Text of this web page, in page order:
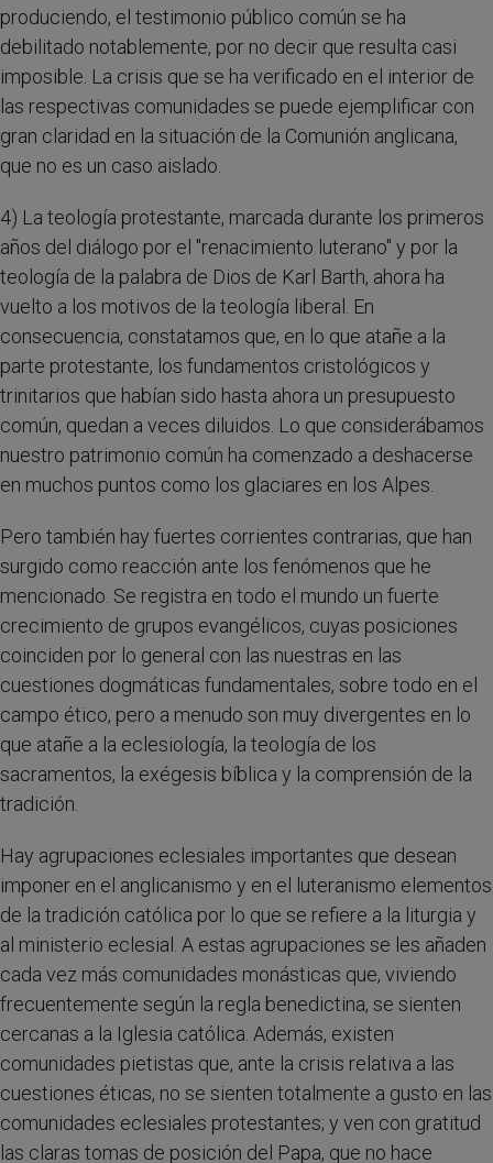
produciendo, el testimonio público común se ha
debilitado notablemente, por no decir que resulta casi
imposible. La crisis que se ha verificado en el interior de
las respectivas comunidades se puede ejemplificar con
gran claridad en la situación de la Comunión anglicana,
que no es un caso aislado.
4) La teología protestante, marcada durante los primeros
años del diálogo por el "renacimiento luterano" y por la
teología de la palabra de Dios de Karl Barth, ahora ha
vuelto a los motivos de la teología liberal. En
consecuencia, constatamos que, en lo que atañe a la
parte protestante, los fundamentos cristológicos y
trinitarios que habían sido hasta ahora un presupuesto
común, quedan a veces diluidos. Lo que considerábamos
nuestro patrimonio común ha comenzado a deshacerse
en muchos puntos como los glaciares en los Alpes.
Pero también hay fuertes corrientes contrarias, que han
surgido como reacción ante los fenómenos que he
mencionado. Se registra en todo el mundo un fuerte
crecimiento de grupos evangélicos, cuyas posiciones
coinciden por lo general con las nuestras en las
cuestiones dogmáticas fundamentales, sobre todo en el
campo ético, pero a menudo son muy divergentes en lo
que atañe a la eclesiología, la teología de los
sacramentos, la exégesis bíblica y la comprensión de la
tradición.
Hay agrupaciones eclesiales importantes que desean
imponer en el anglicanismo y en el luteranismo elementos
de la tradición católica por lo que se refiere a la liturgia y
al ministerio eclesial. A estas agrupaciones se les añaden
cada vez más comunidades monásticas que, viviendo
frecuentemente según la regla benedictina, se sienten
cercanas a la Iglesia católica. Además, existen
comunidades pietistas que, ante la crisis relativa a las
cuestiones éticas, no se sienten totalmente a gusto en las
comunidades eclesiales protestantes; y ven con gratitud
las claras tomas de posición del Papa, que no hace